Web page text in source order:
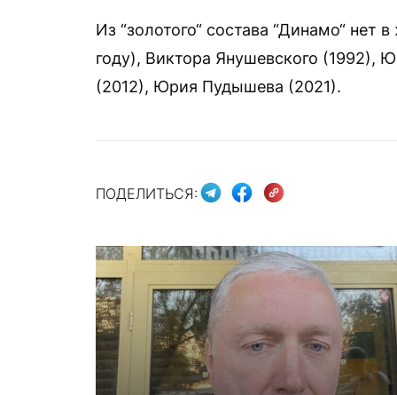
Из “золотого“ состава “Динамо“
году), Виктора Янушевского (1992),
(2012), Юрия Пудышева (2021).
ПОДЕЛИТЬСЯ: